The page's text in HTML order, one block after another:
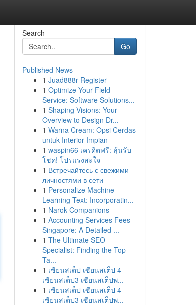
Search
Go
Published News
1 Juad888r Register
1 Optimize Your Field
Service: Software Solutions...
1 Shaping Visions: Your
Overview to Design Dr...
1 Warna Cream: Opsi Cerdas
untuk Interior Impian
1 waspin66 เครดิตฟรี: ลุ้นรับ
โชค! โปรแรงสะใจ
1 Встречайтесь с свежими
личностями в сети
1 Personalize Machine
Learning Text: Incorporatin...
1 Narok Companions
1 Accounting Services Fees
Singapore: A Detailed ...
1 The Ultimate SEO
Specialist: Finding the Top
Ta...
1 เซียนสเต็ป เซียนสเต็ป 4
เซียนสเต็ป3 เซียนสเต็ปพ...
1 เซียนสเต็ป เซียนสเต็ป 4
เซียนสเต็ป3 เซียนสเต็ปพ...